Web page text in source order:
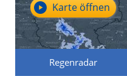
Regenradar
Karte öffnen